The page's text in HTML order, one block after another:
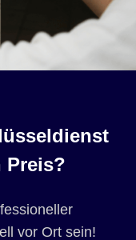
Preis?
vor Ort sein!